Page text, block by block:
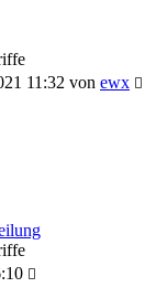
11:32 von ewx